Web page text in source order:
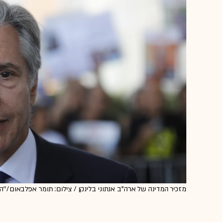
מזכיר המדינה של ארה''ב אנתוני בלינקן / צילום: תומר אפלבאום/